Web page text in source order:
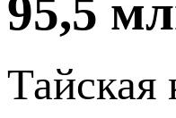
95,5
Тайская